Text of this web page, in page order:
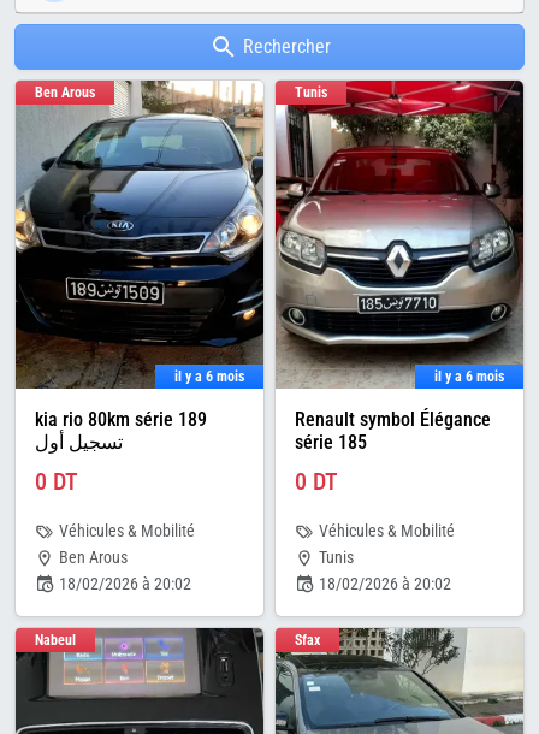
Rechercher
Ben Arous
il y a 6 mois
kia rio 80km série 189
تسجيل أول
0 DT
Véhicules & Mobilité
Ben Arous
18/02/2026 à 20:02
Tunis
il y a 6 mois
Renault symbol Élégance
série 185
0 DT
Véhicules & Mobilité
Tunis
18/02/2026 à 20:02
Nabeul Sfax